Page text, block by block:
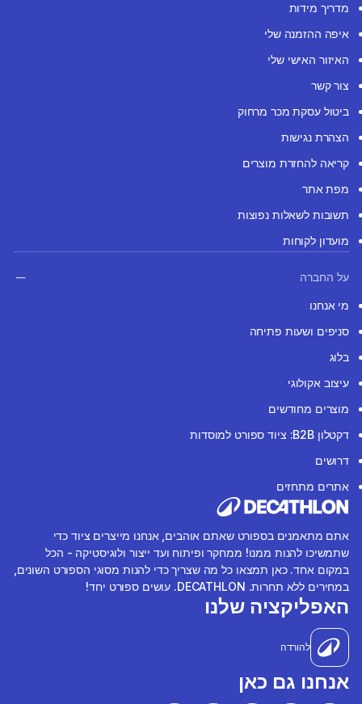
מדריך מידות
איפה ההזמנה שלי
האיזור האישי שלי
צור קשר
ביטול עסקת מכר מרחוק
הצהרת נגישות
קריאה להחזרת מוצרים
מפת אתר
תשובות לשאלות נפוצות
מועדון לקוחות
על החברה
מי אנחנו
סניפים ושעות פתיחה
בלוג
עיצוב אקולוגי
מוצרים מחודשים
דקטלון B2B: ציוד ספורט למוסדות
דרושים
אתרים מתחזים
אתם מתאמנים בספורט שאתם אוהבים, אנחנו מייצרים ציוד כדי
שתמשיכו להנות ממנו! ממחקר ופיתוח ועד ייצור ולוגיסטיקה - הכל
במקום אחד. כאן תמצאו כל מה שצריך כדי להנות מסוגי הספורט השונים,
במחירים ללא תחרות. DECATHLON. עושים ספורט יחד!
האפליקציה שלנו
להורדה
אנחנו גם כאן